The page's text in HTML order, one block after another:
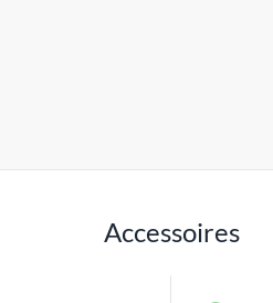
Accessoires